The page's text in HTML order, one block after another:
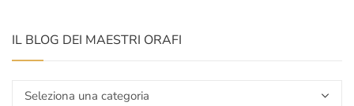
IL BLOG DEI MAESTRI ORAFI